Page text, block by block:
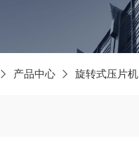
产品中心 旋转式压片机